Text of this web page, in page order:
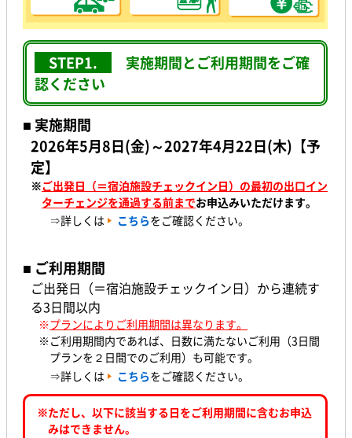
STEP1.
実施期間とご利用期間をご確
認ください
■ 実施期間
2026年5月8日(金)～2027年4月22日(木)【予
定】
※ご出発日（＝宿泊施設チェックイン日）の最初の出口イン
ターチェンジを通過する前までお申込みいただけます。
⇒詳しくは
こちらをご確認ください。
■ ご利用期間
ご出発日（＝宿泊施設チェックイン日）から連続す
る3日間以内
※プランによりご利用期間は異なります。
※ご利用期間内であれば、日数に満たないご利用（3日間
プランを２日間でのご利用）も可能です。
⇒詳しくは
こちらをご確認ください。
※ただし、以下に該当する日をご利用期間に含むお申込
みはできません。